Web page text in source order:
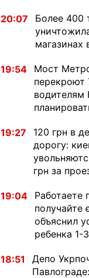
20:07
Более 400
магазинах
19:54
Мост
перекроют
водителям
19:27
120 грн в
дорогу:
грн за
19:04
получайте
объяснил
ребенка 1-
18:51
Депо